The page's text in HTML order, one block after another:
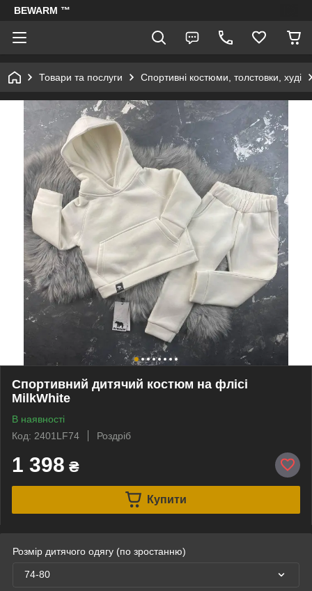
BEWARM ™
Товари та послуги Спортивні костюми, толстовки, худі
Спортивний дитячий костюм на флісі
MilkWhite
В наявності
Код: 2401LF74
Роздріб
1 398 ₴
Купити
Розмір дитячого одягу (по зростанню)
74-80